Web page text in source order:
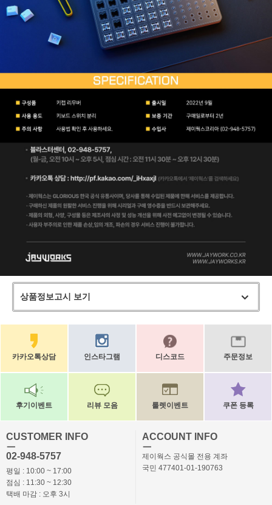
상품정보고시 보기
카카오톡상담 인스타그램 디스코드 주문정보
후기이벤트 리뷰 모음 룰렛이벤트 쿠폰 등록
CUSTOMER INFO
ㅡ
02-948-5757
평일 : 10:00 ~ 17:00
점심 : 11:30 ~ 12:30
택배 마감 : 오후 3시
ACCOUNT INFO
ㅡ
제이웍스 공식몰 전용 계좌
국민 477401-01-190763